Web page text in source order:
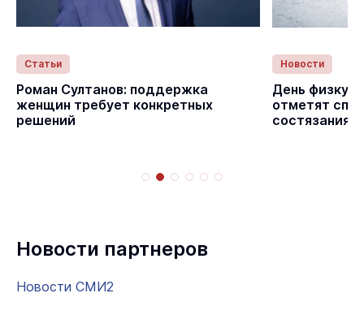
Статьи
Роман Султанов: поддержка
женщин требует конкретных
решений
Новости
День
отметят
Новости партнеров
Новости СМИ2